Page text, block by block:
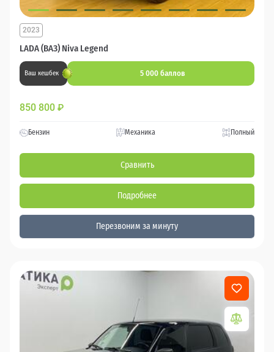
LADA (ВАЗ) Niva Legend
2023
Ваш кешбек 5 000 баллов
850 800 ₽
Бензин Механика Полный
Сравнить
Подробнее
Перезвоним за минуту